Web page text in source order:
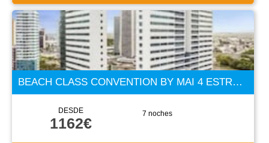
BEACH CLASS CONVENTION BY MAI 4 ESTRELLAS
DESDE
1162€
7 noches